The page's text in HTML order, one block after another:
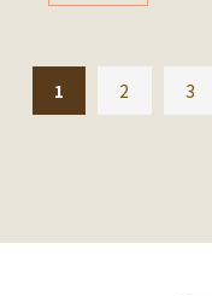
1 2 3